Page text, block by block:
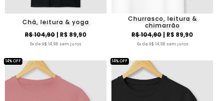
Chá, leitura & yoga
R$ 104,90| R$ 89,90
6x de R$ 14,98 sem juros
Churrasco, leitura &
chimarrão
R$ 104,90| R$ 89,90
6x de R$ 14,98 sem juros
14% OFF 14% OFF